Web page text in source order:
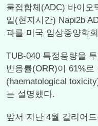
물접합체(ADC) 바이오
일(현지시간) Napi2b
과를 미국 임상종양학
TUB-040 특정용량을
반응률(ORR)이 61%
(haematological
는 설명했다.
앞서 지난 4월 길리어